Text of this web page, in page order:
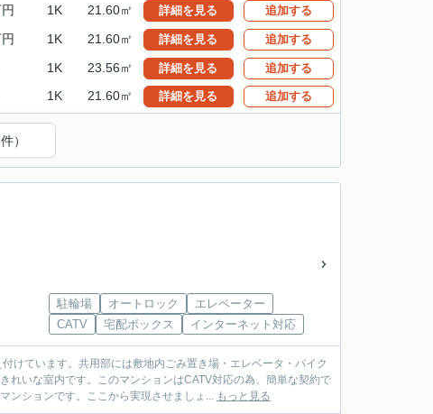
1K 21.60㎡ 詳細を見る 追加する
1K 21.60㎡ 詳細を見る 追加する
1K 23.56㎡ 詳細を見る 追加する
1K 21.60㎡ 詳細を見る 追加する
）
駐輪場 オートロック
エレベーター
CATV
宅配ボックス インターネット対応
けています。共用部には敷地内ごみ置き場・エレベータ・バイク
れいな室内です。このマンションはCATV対応の為、簡単な契約で
ンションです。ここから実現させましょ... もっと見る